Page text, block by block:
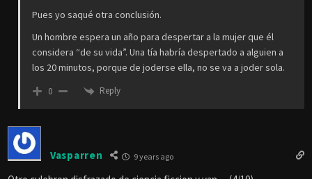
Pues yo saqué otra conclusión.
Un hombre espera un año para despertar a la mujer que él
considera “de su vida”. Una tía habría despertado a alguien a
los 20 minutos, porque de joderse ella, no se va a joder sola.
0 Reply
Vasparren 9 years ago